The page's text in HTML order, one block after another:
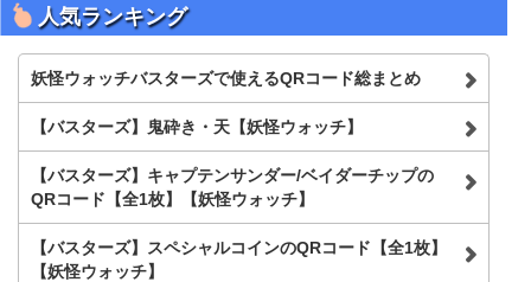
を
検
索
人気ランキング
妖怪ウォッチバスターズで使えるQRコード総まとめ
【バスターズ】鬼砕き・天【妖怪ウォッチ】
【バスターズ】キャプテンサンダー/ベイダーチップの
QRコード【全1枚】【妖怪ウォッチ】
【バスターズ】スペシャルコインのQRコード【全1枚】
【妖怪ウォッチ】